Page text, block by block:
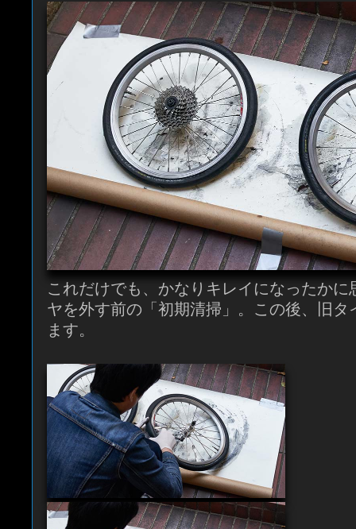
これだけでも、かなりキレイになったか
ヤを外す前の「初期清掃」。この後、旧
ます。